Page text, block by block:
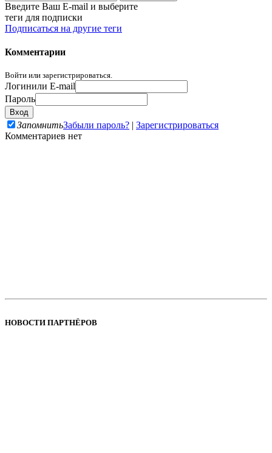
Введите Ваш E-mail и выберите
теги для подписки
Подписаться на другие теги
Комментарии
Войти или зарегистрироваться.
Логинили E-mail
Пароль
ЗапомнитьЗабыли пароль? | Зарегистрироваться
Комментариев нет
НОВОСТИ ПАРТНЁРОВ